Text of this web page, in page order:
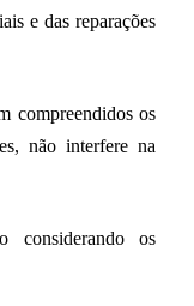
e das reparações
compreendidos os
não interfere na
considerando os